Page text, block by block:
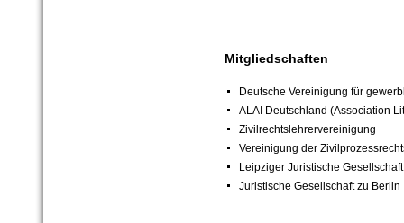
Mitgliedschaften
Deutsche Vereinigung für
ALAI Deutschland (Association
Zivilrechtslehrervereinigung
Vereinigung der
Leipziger Juristische Gesellschaft
Juristische Gesellschaft zu Berlin